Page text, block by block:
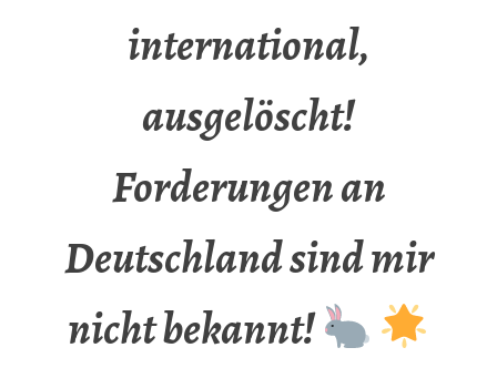
international,
ausgelöscht!
Forderungen an
Deutschland sind mir
nicht bekannt!